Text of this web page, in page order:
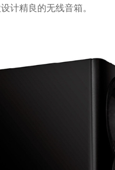
计精良的无线音箱。